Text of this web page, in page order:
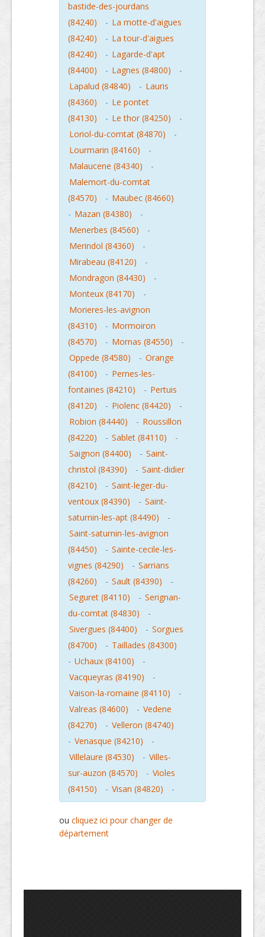
bastide-des-jourdans
(84240)
- La motte-d'aigues
(84240)
- La tour-d'aigues
(84240)
- Lagarde-d'apt
(84400)
- Lagnes (84800)
-
Lapalud (84840)
- Lauris
(84360)
- Le pontet
(84130)
- Le thor (84250)
-
Loriol-du-comtat (84870)
-
Lourmarin (84160)
-
Malaucene (84340)
-
Malemort-du-comtat
(84570)
- Maubec (84660)
- Mazan (84380)
-
Menerbes (84560)
-
Merindol (84360)
-
Mirabeau (84120)
-
Mondragon (84430)
-
Monteux (84170)
-
Morieres-les-avignon
(84310)
- Mormoiron
(84570)
- Mornas (84550)
-
Oppede (84580)
- Orange
(84100)
- Pernes-les-
fontaines (84210)
- Pertuis
(84120)
- Piolenc (84420)
-
Robion (84440)
- Roussillon
(84220)
- Sablet (84110)
-
Saignon (84400)
- Saint-
christol (84390)
- Saint-didier
(84210)
- Saint-leger-du-
ventoux (84390)
- Saint-
saturnin-les-apt (84490)
-
Saint-saturnin-les-avignon
(84450)
- Sainte-cecile-les-
vignes (84290)
- Sarrians
(84260)
- Sault (84390)
-
Seguret (84110)
- Serignan-
du-comtat (84830)
-
Sivergues (84400)
- Sorgues
(84700)
- Taillades (84300)
- Uchaux (84100)
-
Vacqueyras (84190)
-
Vaison-la-romaine (84110)
-
Valreas (84600)
- Vedene
(84270)
- Velleron (84740)
- Venasque (84210)
-
Villelaure (84530)
- Villes-
sur-auzon (84570)
- Violes
(84150)
- Visan (84820) -
ou cliquez ici pour changer de
département